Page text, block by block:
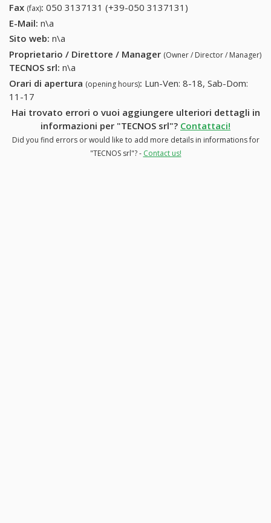
Fax (fax): 050 3137131 (+39-050 3137131)
E-Mail: n\a
Sito web: n\a
Proprietario / Direttore / Manager (Owner / Director / Manager)
TECNOS srl: n\a
Orari di apertura (opening hours): Lun-Ven: 8-18, Sab-Dom:
11-17
Hai trovato errori o vuoi aggiungere ulteriori dettagli in
informazioni per "TECNOS srl"? Contattaci!
Did you find errors or would like to add more details in informations for
"TECNOS srl"? - Contact us!